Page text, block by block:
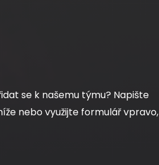
se k našemu týmu? Napište
nebo využijte formulář vpravo,